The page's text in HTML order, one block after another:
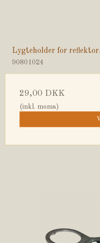
Lygteholder for
90801024
29,00 DKK
(inkl. moms)